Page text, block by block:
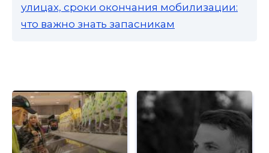
улицах, сроки окончания мобилизации:
что важно знать запасникам